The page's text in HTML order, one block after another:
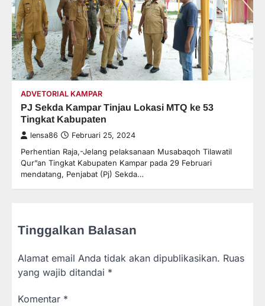
ADVETORIAL KAMPAR
PJ Sekda Kampar Tinjau Lokasi MTQ ke 53
Tingkat Kabupaten
lensa86 Februari 25, 2024
Perhentian Raja,-Jelang pelaksanaan Musabaqoh Tilawatil
Qur”an Tingkat Kabupaten Kampar pada 29 Februari
mendatang, Penjabat (Pj) Sekda…
Tinggalkan Balasan
Alamat email Anda tidak akan dipublikasikan. Ruas
yang wajib ditandai *
Komentar *